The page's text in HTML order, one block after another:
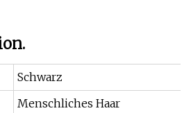
Schwarz
Menschliches Haar